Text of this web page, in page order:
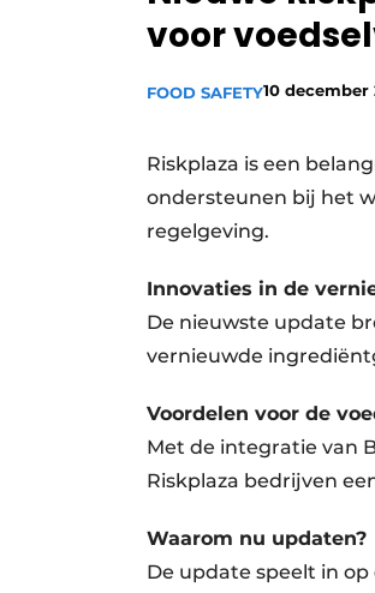
Privacy / Cookie
voor
FOOD SAFETY10 december
Riskplaza is een
ondersteunen bij het
regelgeving.
Innovaties in de
De nieuwste update
vernieuwde
Voordelen voor de
Met de integratie van
Riskplaza bedrijven
Waarom nu updaten?
De update speelt in